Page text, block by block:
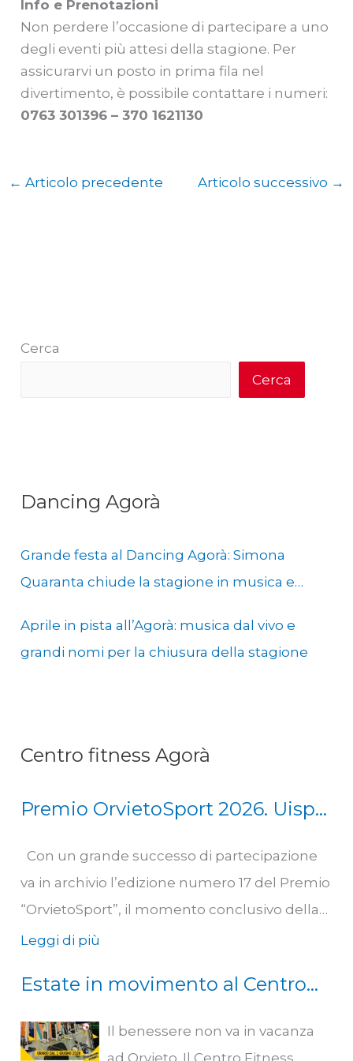
Info e Prenotazioni
Non perdere l’occasione di partecipare a uno
degli eventi più attesi della stagione. Per
assicurarvi un posto in prima fila nel
divertimento, è possibile contattare i numeri:
0763 301396 – 370 1621130
← Articolo precedente Articolo successivo →
Cerca
Cerca
Dancing Agorà
Grande festa al Dancing Agorà: Simona
Quaranta chiude la stagione in musica e
Aprile in pista all’Agorà: musica dal vivo e
grandi nomi per la chiusura della stagione
Centro fitness Agorà
Premio OrvietoSport 2026. Uisp
dell’anno
Con un grande successo di partecipazione
va in archivio l’edizione numero 17 del Premio
“OrvietoSport”, il momento conclusivo della
stagione sportiva 2025/2026 che la testata
giudizio, sono stati i migliori risultati della
Orvieto, Roberta Tardani, l’assessore allo
Leggi di più
Estate in movimento al Centro
promozioni per studenti
Il benessere non va in vacanza